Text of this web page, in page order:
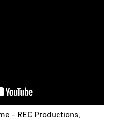
- REC Productions,